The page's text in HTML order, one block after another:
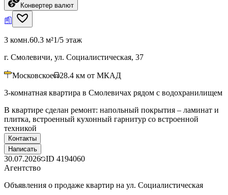
Конвертер валют
3 комн.60.3 м²1/5 этаж
г. Смолевичи, ул. Социалистическая, 37
Московское 28.4 км от МКАД
3-комнатная квартира в Смолевичах рядом с водохранилищем
В квартире сделан ремонт: напольный покрытия – ламинат и
плитка, встроенный кухонный гарнитур со встроенной
техникой
Контакты
Написать
30.07.2026 ID 4194060
Агентство
Объявления о продаже квартир на ул. Социалистическая